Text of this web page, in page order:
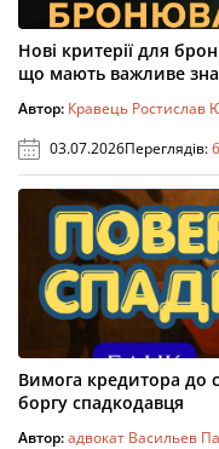
Нові критерії для
що мають важливе
Автор: Кравець Ростислав
03.07.2026Переглядів:
Вимога кредитора до
боргу спадкодавця
Автор:адвокат Васильев